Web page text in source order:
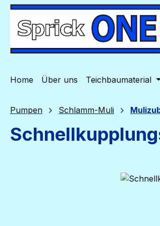
Hauptinhalt springen
Zur Suche springen
Zur Hauptnavigation springen
Home Über uns Teichbaumaterial
Pumpen Schlamm-Muli